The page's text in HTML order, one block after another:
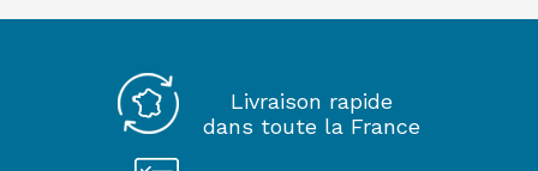
Livraison rapide
dans toute la France